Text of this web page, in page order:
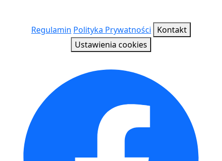
Regulamin Polityka Prywatności
Kontakt
Ustawienia cookies